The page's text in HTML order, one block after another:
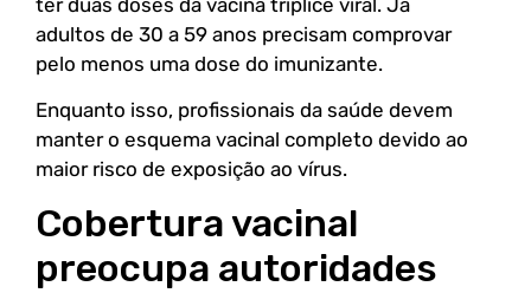
adultos de 30 a 59 anos precisam comprovar
pelo menos uma dose do imunizante.
Enquanto isso, profissionais da saúde devem
manter o esquema vacinal completo devido ao
maior risco de exposição ao vírus.
Cobertura vacinal
preocupa autoridades